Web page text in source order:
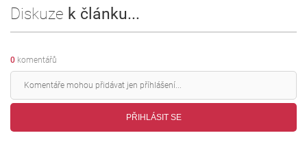
Diskuze k článku...
0 komentářů
PŘIHLÁSIT SE